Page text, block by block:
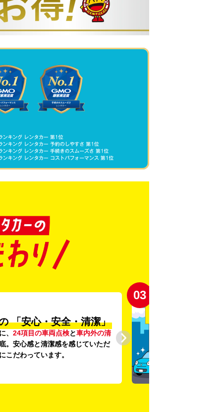
「安心・安全・清潔」
、 24項目の車両点検と車内外の清
。安心感と清潔感を感じていただ
こだわっています。
03